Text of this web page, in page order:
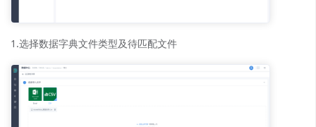
1.选择数据字典文件类型及待匹配文件